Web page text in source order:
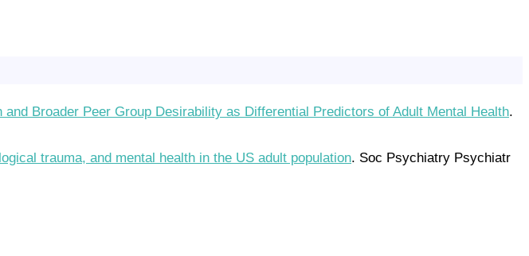
and Broader Peer Group Desirability as Differential Predictors of Adult Mental Health.
trauma, and mental health in the US adult population. Soc Psychiatry Psychiatr